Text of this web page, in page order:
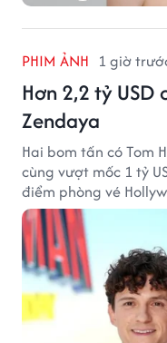
PHIM ẢNH 1 giờ
Hơn 2,2 tỷ USD
Zendaya
Hai bom tấn có Tom
cùng vượt mốc 1 tỷ
điểm phòng vé